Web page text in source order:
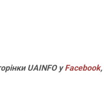
UAINFO уFacebook,